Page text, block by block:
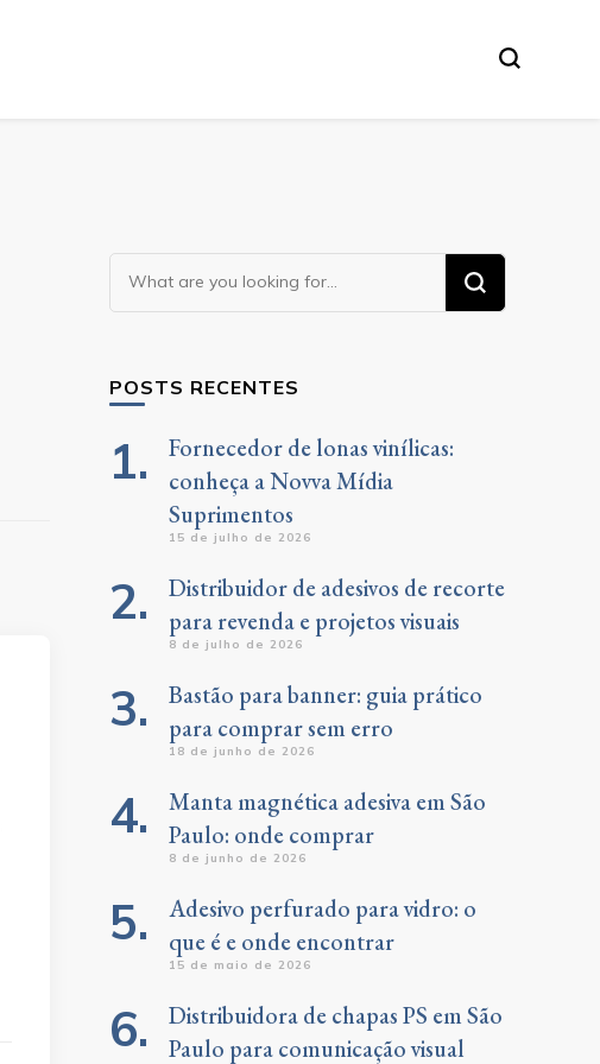
Looking
for
POSTS RECENTES
Fornecedor de lonas vinílicas:
conheça a Novva Mídia
Suprimentos
15 de julho de 2026
Distribuidor de adesivos de recorte
para revenda e projetos visuais
8 de julho de 2026
Bastão para banner: guia prático
para comprar sem erro
18 de junho de 2026
Manta magnética adesiva em São
Paulo: onde comprar
8 de junho de 2026
Adesivo perfurado para vidro: o
que é e onde encontrar
15 de maio de 2026
Distribuidora de chapas PS em São
Paulo para comunicação visual